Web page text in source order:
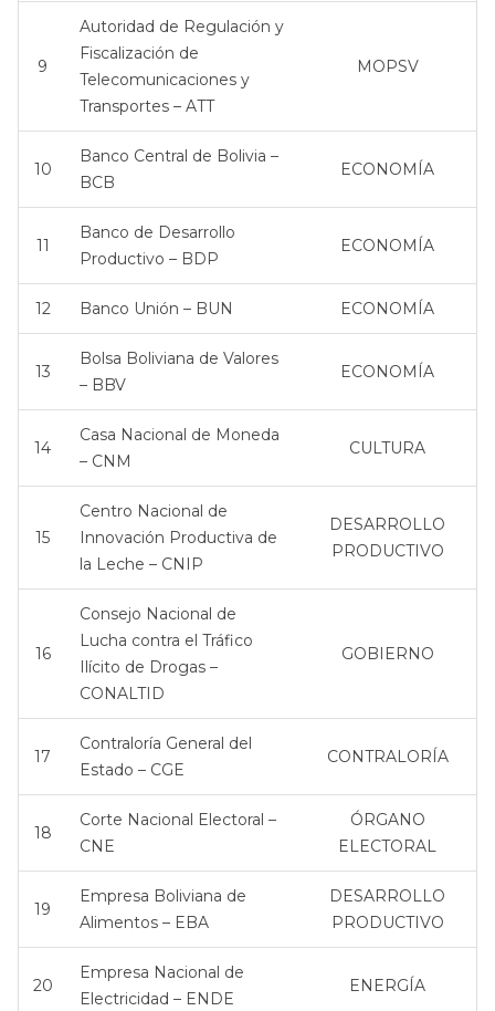
9
Autoridad de Regulación y
Fiscalización de
Telecomunicaciones y
Transportes – ATT
MOPSV
10
Banco Central de Bolivia –
BCB
ECONOMÍA
11
Banco de Desarrollo
Productivo – BDP
ECONOMÍA
12 Banco Unión – BUN ECONOMÍA
13
Bolsa Boliviana de Valores
– BBV
ECONOMÍA
14
Casa Nacional de Moneda
– CNM
CULTURA
15
Centro Nacional de
Innovación Productiva de
la Leche – CNIP
DESARROLLO
PRODUCTIVO
16
Consejo Nacional de
Lucha contra el Tráfico
Ilícito de Drogas –
CONALTID
GOBIERNO
17
Contraloría General del
Estado – CGE
CONTRALORÍA
18
Corte Nacional Electoral –
CNE
ÓRGANO
ELECTORAL
19
Empresa Boliviana de
Alimentos – EBA
DESARROLLO
PRODUCTIVO
20
Empresa Nacional de
Electricidad – ENDE
ENERGÍA